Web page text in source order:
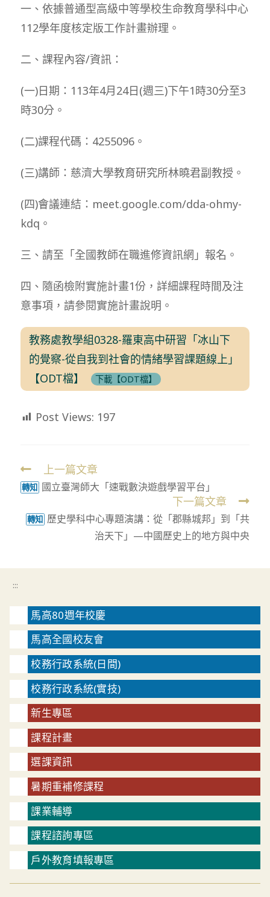
一、依據普通型高級中等學校生命教育學科中心
112學年度核定版工作計畫辦理。
二、課程內容/資訊：
(一)日期：113年4月24日(週三)下午1時30分至3
時30分。
(二)課程代碼：4255096。
(三)講師：慈濟大學教育研究所林曉君副教授。
(四)會議連結：meet.google.com/dda-ohmy-
kdq。
三、請至「全國教師在職進修資訊網」報名。
四、隨函檢附實施計畫1份，詳細課程時間及注
意事項，請參閱實施計畫說明。
教務處教學組0328-羅東高中研習「冰山下
的覺察-從自我到社會的情緒學習課題線上」
【ODT檔】
下載【ODT檔】
Post Views: 197
Read
more
上一篇文章
轉知 國立臺灣師大「速戰數決遊戲學習平台」
下一篇文章
轉知 歷史學科中心專題演講：從「郡縣城邦」到「共
治天下」—中國歷史上的地方與中央
:::
馬高80週年校慶
馬高全國校友會
校務行政系統(日間)
校務行政系統(實技)
新生專區
課程計畫
選課資訊
暑期重補修課程
課業輔導
課程諮詢專區
戶外教育填報專區